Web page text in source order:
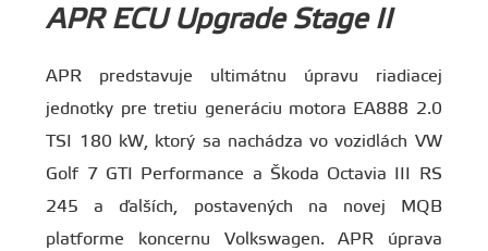
APR ECU Upgrade Stage II
APR predstavuje ultimátnu úpravu riadiacej
jednotky pre tretiu generáciu motora EA888 2.0
TSI 180 kW, ktorý sa nachádza vo vozidlách VW
Golf 7 GTI Performance a Škoda Octavia III RS
245 a ďalších, postavených na novej MQB
platforme koncernu Volkswagen. APR úprava